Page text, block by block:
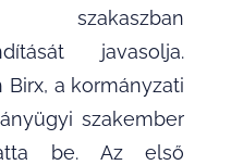
szakaszban
javasolja.
a kormányzati
szakember
be. Az első